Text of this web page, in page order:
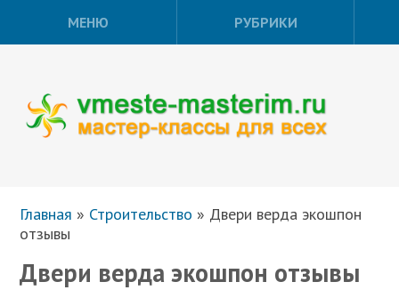
МЕНЮ РУБРИКИ
Главная » Строительство » Двери верда экошпон
отзывы
Двери верда экошпон отзывы